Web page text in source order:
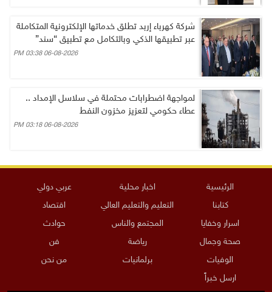
شركة كهرباء إربد تطلق خدماتها الإلكترونية المتكاملة
عبر تطبيقها الذكي وبالتكامل مع تطبيق “سند”
06-08-2026 03:38 PM
لمواجهة اضطرابات محتملة في سلاسل الإمداد ..
عطاء حكومي لتعزيز مخزون النفط
06-08-2026 03:18 PM
الرئيسية اخبار محلية
عربي دولي
كتابنا
التعليم والتعليم العالي
اقتصاد
اسرار وخفايا
المجتمع والناس
حوادث
صحة وجمال
رياضة
فن
الوفيات
برلمانيات
من نحن
ارسل خبراً